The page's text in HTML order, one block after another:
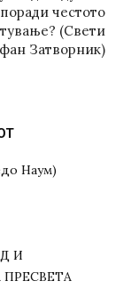
поради честото
(Свети
Затворник)
Наум)
И